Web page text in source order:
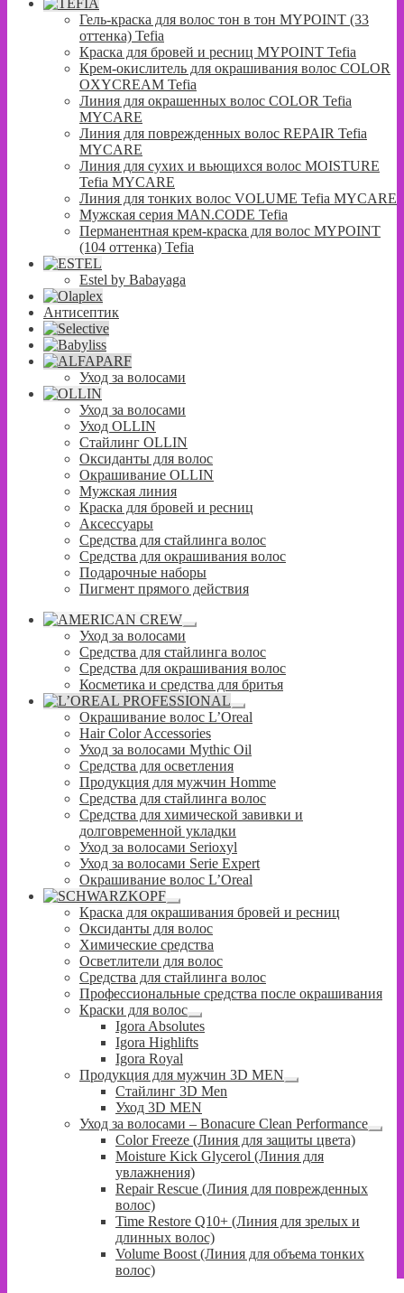
Гель-краска для волос тон в тон MYPOINT (33
оттенка) Tefia
Краска для бровей и ресниц MYPOINT Tefia
Крем-окислитель для окрашивания волос COLOR
OXYCREAM Tefia
Линия для окрашенных волос COLOR Tefia
MYCARE
Линия для поврежденных волос REPAIR Tefia
MYCARE
Линия для сухих и вьющихся волос MOISTURE
Tefia MYCARE
Линия для тонких волос VOLUME Tefia MYCARE
Мужская серия MAN.CODE Tefia
Перманентная крем-краска для волос MYPOINT
(104 оттенка) Tefia
Estel by Babayaga
Антисептик
Уход за волосами
Уход за волосами
Уход OLLIN
Стайлинг OLLIN
Оксиданты для волос
Окрашивание OLLIN
Мужская линия
Краска для бровей и ресниц
Аксессуары
Средства для стайлинга волос
Средства для окрашивания волос
Подарочные наборы
Пигмент прямого действия
Развернутое
вложенное
меню
Уход за волосами
Средства для стайлинга волос
Средства для окрашивания волос
Косметика и средства для бритья
Развернутое
вложенное
Окрашивание волос L’Oreal
Hair Color Accessories
Уход за волосами Mythic Oil
Средства для осветления
Продукция для мужчин Homme
Средства для стайлинга волос
Средства для химической завивки и
долговременной укладки
Уход за волосами Serioxyl
Уход за волосами Serie Expert
Окрашивание волос L’Oreal
Развернутое
вложенное
меню
Краска для окрашивания бровей и ресниц
Оксиданты для волос
Химические средства
Осветлители для волос
Средства для стайлинга волос
Профессиональные средства после окрашивания
Краски для волос
Развернутое
вложенное
меню
Igora Absolutes
Igora Highlifts
Igora Royal
Продукция для мужчин 3D MEN
Развернутое
Стайлинг 3D Men
Уход 3D MEN
Уход за волосами – Bonacure Clean Performance
Color Freeze (Линия для защиты цвета)
Moisture Kick Glycerol (Линия для
увлажнения)
Repair Rescue (Линия для поврежденных
волос)
Time Restore Q10+ (Линия для зрелых и
длинных волос)
Volume Boost (Линия для объема тонких
волос)